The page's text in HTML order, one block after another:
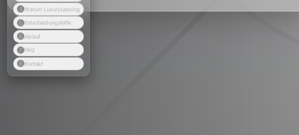
4 Warum LuxuryLeasing
5 Entscheidungshilfe
6 Ablauf
7 FAQ
8 Kontakt